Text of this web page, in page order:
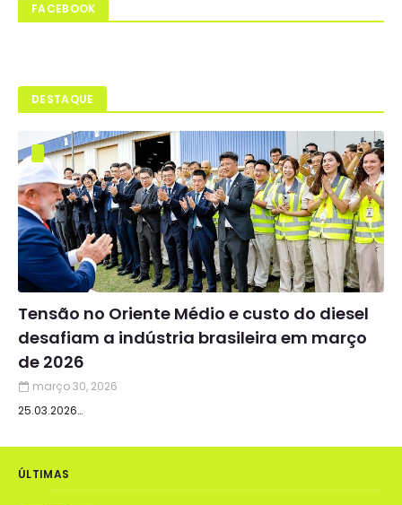
FACEBOOK
DESTAQUE
Tensão no Oriente Médio e custo do diesel
desafiam a indústria brasileira em março
de 2026
março 30, 2026
25.03.2026…
ÚLTIMAS